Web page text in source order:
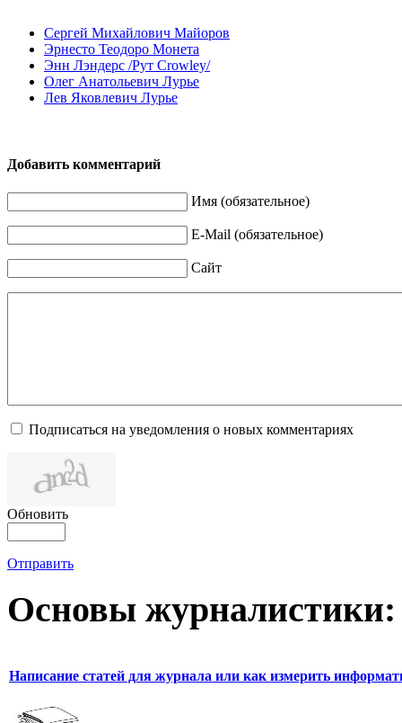
Сергей Михайлович Майоров
Эрнесто Теодоро Монета
Энн Лэндерс /Рут Crowley/
Олег Анатольевич Лурье
Лев Яковлевич Лурье
Добавить комментарий
Имя (обязательное)
E-Mail (обязательное)
Сайт
Подписаться на уведомления о новых комментариях
Обновить
Отправить
Основы журналистики:
Написание статей для журнала или как измерить